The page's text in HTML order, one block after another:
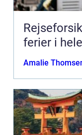
ferier i
Amalie